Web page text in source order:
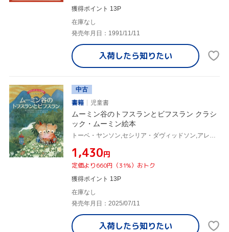
獲得ポイント 13P
在庫なし
発売年月日：1991/11/11
入荷したら知りたい
中古
書籍
児童書
ムーミン谷のトフスランとビフスラン クラシ
ック・ムーミン絵本
¥1,430円
定価より660円（31%）おトク
獲得ポイント 13P
在庫なし
発売年月日：2025/07/11
入荷したら知りたい